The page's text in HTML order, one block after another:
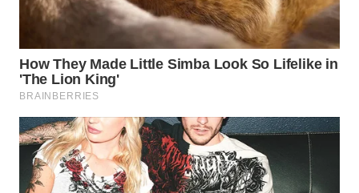
WN
WN
BINTAN
WN
MANDALIKA